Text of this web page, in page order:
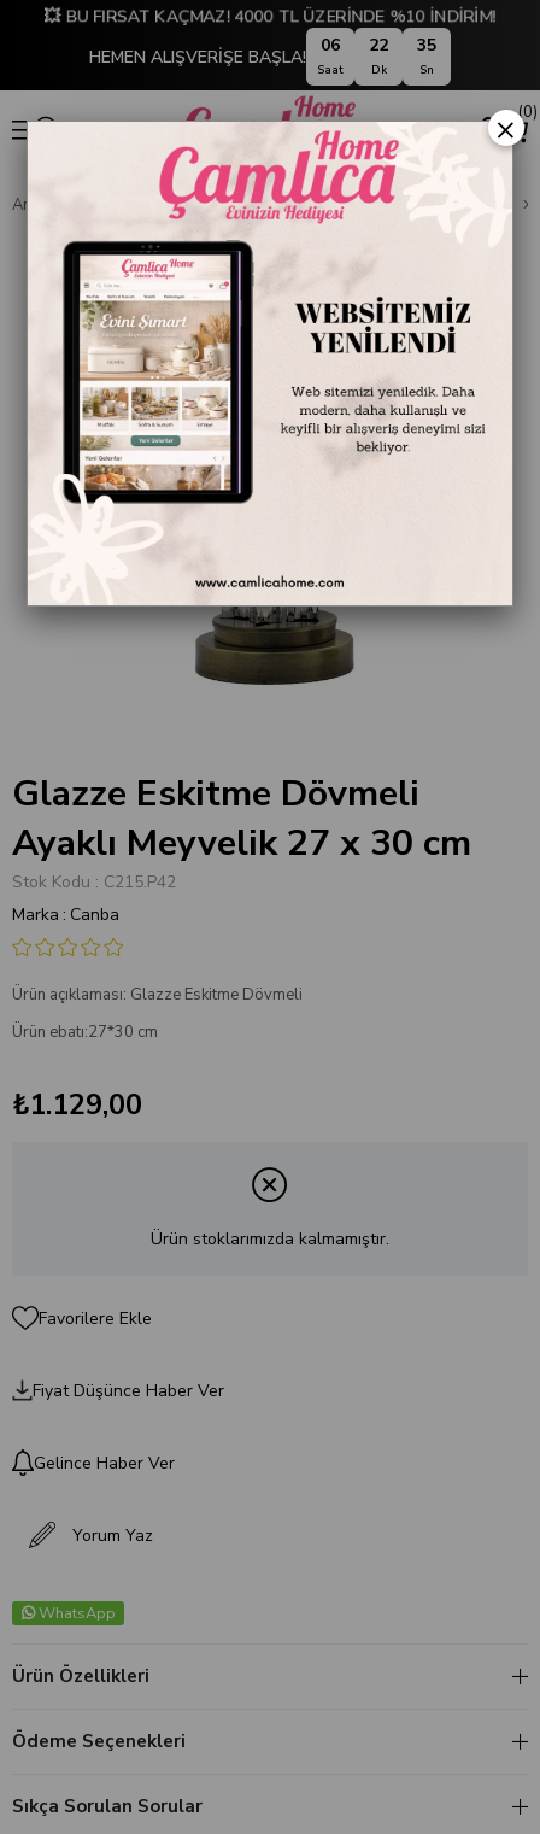
💥 BU FIRSAT KAÇMAZ! 4000 TL ÜZERİNDE %10 İNDİRİM!
HEMEN ALIŞVERİŞE BAŞLA!
06
Saat
22
Dk
35
Sn
0
Anasayfa DEKORASYON Ev Aksesuarları Dekoratif Obje ve Biblo
Glazze Eskitme Dövmeli
Ayaklı Meyvelik 27 x 30 cm
Stok Kodu
C215.P42
Marka : Canba
Ürün açıklaması: Glazze Eskitme Dövmeli
Ürün ebatı:27*30 cm
₺1.129,00
Ürün stoklarımızda kalmamıştır.
Favorilere Ekle
Fiyat Düşünce Haber Ver
Gelince Haber Ver
Yorum Yaz
WhatsApp
Ürün Özellikleri
Ödeme Seçenekleri
Sıkça Sorulan Sorular
×